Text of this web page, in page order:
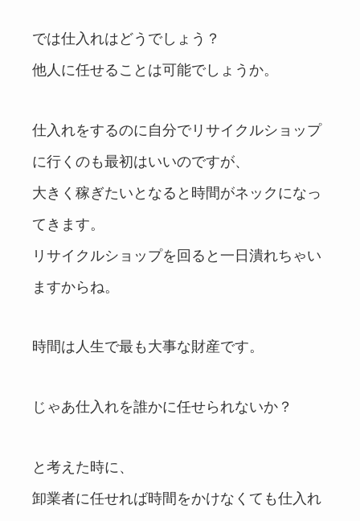
では仕入れはどうでしょう？
他人に任せることは可能でしょうか。
仕入れをするのに自分でリサイクルショップ
に行くのも最初はいいのですが、
大きく稼ぎたいとなると時間がネックになっ
てきます。
リサイクルショップを回ると一日潰れちゃい
ますからね。
時間は人生で最も大事な財産です。
じゃあ仕入れを誰かに任せられないか？
と考えた時に、
卸業者に任せれば時間をかけなくても仕入れ